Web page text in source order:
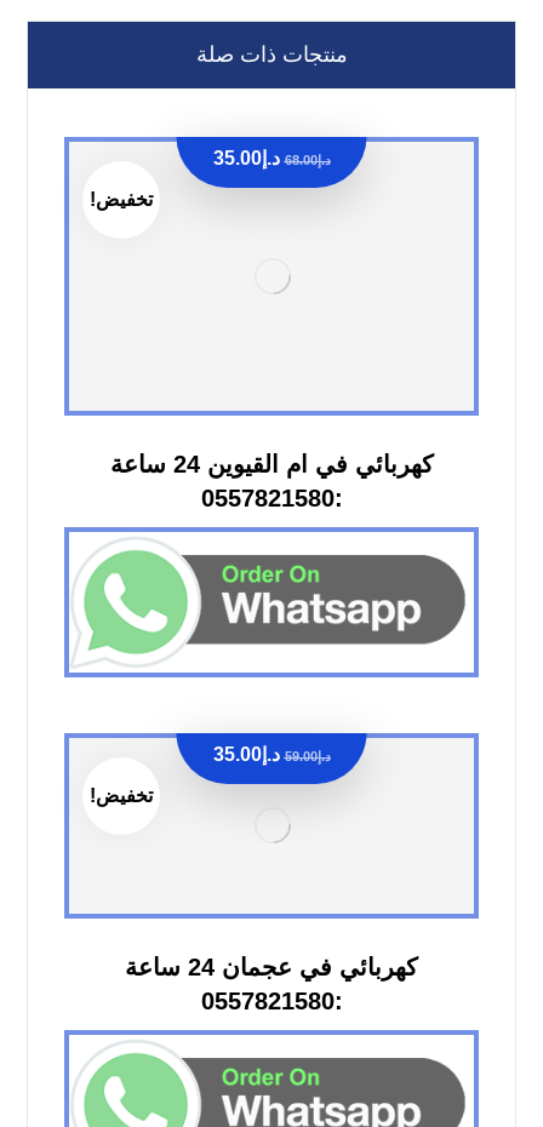
منتجات ذات صلة
تخفيض!
كهربائي في ام القيوين 24 ساعة
:0557821580
د.إ68.00 د.إ35.00
تخفيض!
كهربائي في عجمان 24 ساعة
:0557821580
د.إ59.00 د.إ35.00